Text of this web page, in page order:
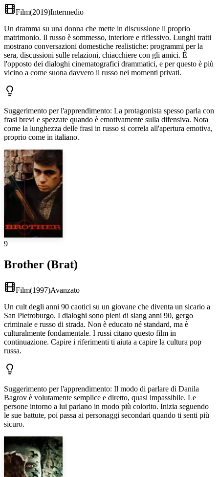
Film(2019)Intermedio
Un dramma su una donna che mette in discussione il proprio
matrimonio. Il russo è sommesso, interiore e riflessivo. Lunghi tratti
mostrano conversazioni domestiche realistiche: programmi per la
sera, discussioni sulle relazioni, chiacchiere con gli amici. È
l'opposto dei dialoghi cinematografici drammatici, e per questo è più
vicino a come suona davvero il russo nei momenti privati.
Suggerimento per l'apprendimento: La protagonista spesso parla con
frasi brevi e spezzate quando è emotivamente sulla difensiva. Nota
come la lunghezza delle frasi in russo si correla all'apertura emotiva,
proprio come in italiano.
9
Brother (Brat)
Film(1997)Avanzato
Un cult degli anni 90 caotici su un giovane che diventa un sicario a
San Pietroburgo. I dialoghi sono pieni di slang anni 90, gergo
criminale e russo di strada. Non è educato né standard, ma è
culturalmente fondamentale. I russi citano questo film in
continuazione. Capire i riferimenti ti aiuta a capire la cultura pop
russa.
Suggerimento per l'apprendimento: Il modo di parlare di Danila
Bagrov è volutamente semplice e diretto, quasi impassibile. Le
persone intorno a lui parlano in modo più colorito. Inizia seguendo
le sue battute, poi passa ai personaggi secondari quando ti senti più
sicuro.